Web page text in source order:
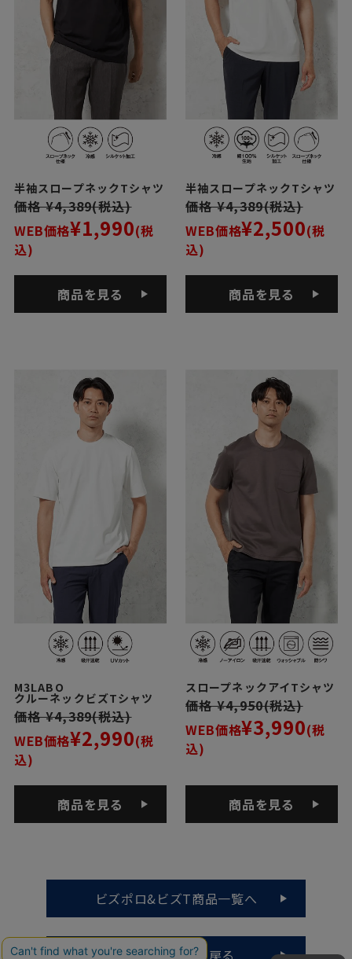
半袖スロープネックTシャツ
価格 ¥4,389(税込)
WEB価格¥1,990(税
込)
商品を見る
半袖スロープネックTシャツ
価格 ¥4,389(税込)
WEB価格¥2,500(税
込)
商品を見る
M3LABO
クルーネックビズTシャツ
価格 ¥4,389(税込)
WEB価格¥2,990(税
込)
商品を見る
スロープネックアイTシャツ
価格 ¥4,950(税込)
WEB価格¥3,990(税
込)
商品を見る
ビズポロ&ビズT商品一覧へ